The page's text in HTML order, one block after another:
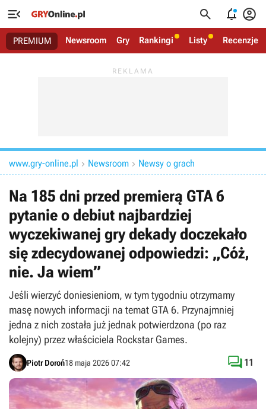
   
PREMIUM Newsroom Gry Rankingi Listy Recenzje
www.gry-online.pl  Newsroom  Newsy o grach
Na 185 dni przed premierą GTA 6
pytanie o debiut najbardziej
wyczekiwanej gry dekady doczekało
się zdecydowanej odpowiedzi: „Cóż,
nie. Ja wiem”
Jeśli wierzyć doniesieniom, w tym tygodniu otrzymamy
masę nowych informacji na temat GTA 6. Przynajmniej
jedna z nich została już jednak potwierdzona (po raz
kolejny) przez właściciela Rockstar Games.
Piotr Doroń18 maja 2026 07:42  11